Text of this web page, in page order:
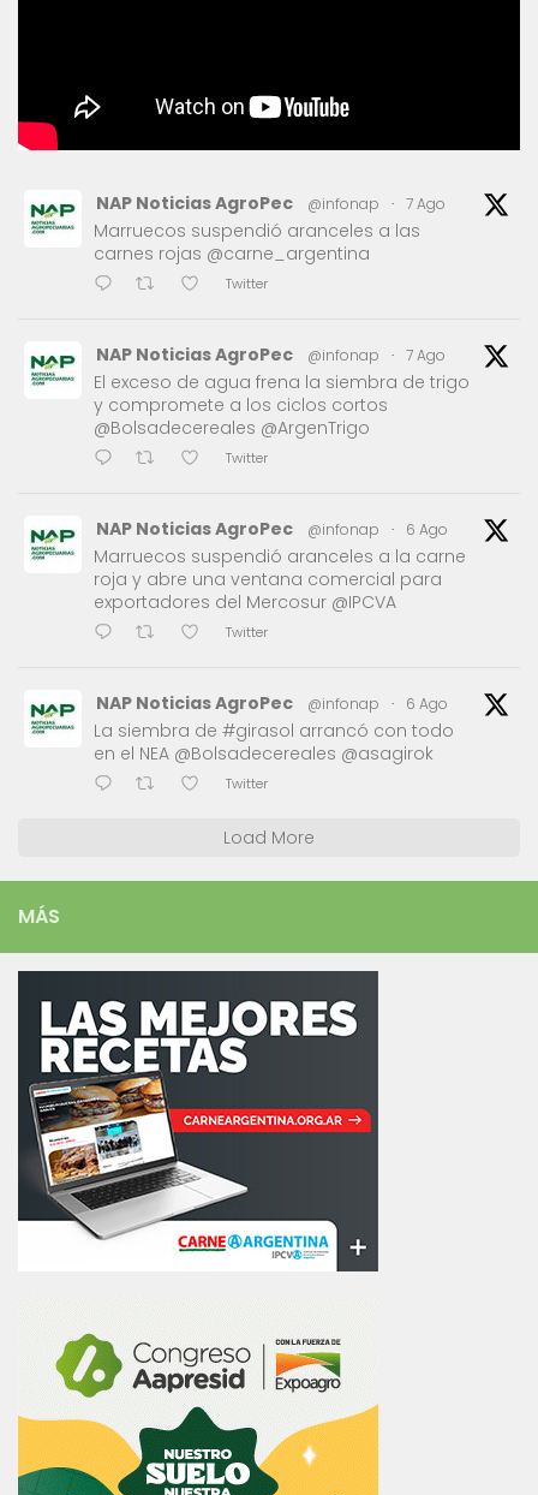
NAP Noticias AgroPec @infonap · 7 Ago
Marruecos suspendió aranceles a las
carnes rojas @carne_argentina
Twitter
NAP Noticias AgroPec @infonap · 7 Ago
El exceso de agua frena la siembra de trigo
y compromete a los ciclos cortos
@Bolsadecereales @ArgenTrigo
Twitter
NAP Noticias AgroPec @infonap · 6 Ago
Marruecos suspendió aranceles a la carne
roja y abre una ventana comercial para
exportadores del Mercosur @IPCVA
Twitter
NAP Noticias AgroPec @infonap · 6 Ago
La siembra de #girasol arrancó con todo
en el NEA @Bolsadecereales @asagirok
Twitter
Load More
MÁS